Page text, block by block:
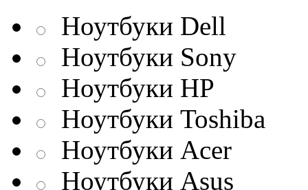
Ноутбуки Dell
Ноутбуки Sony
Ноутбуки HP
Ноутбуки Toshiba
Ноутбуки Acer
Ноутбуки Asus